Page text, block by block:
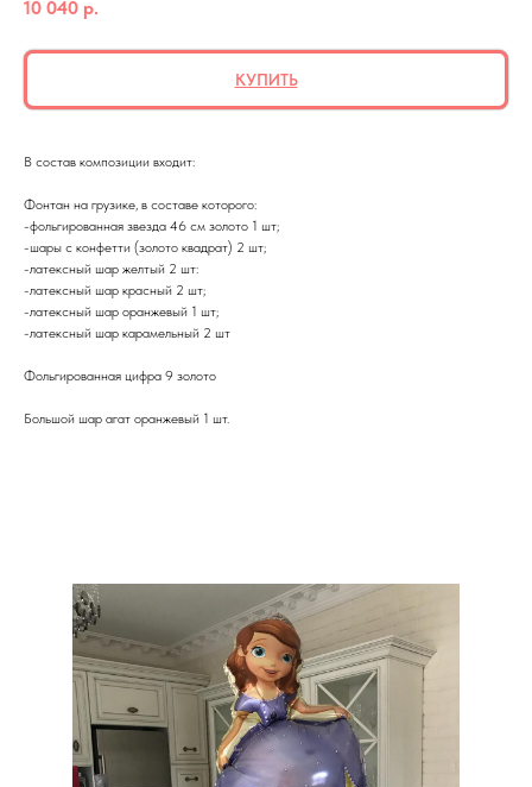
10 040 р.
КУПИТЬ
В состав композиции входит:
Фонтан на грузике, в составе которого:
-фольгированная звезда 46 см золото 1 шт;
-шары с конфетти (золото квадрат) 2 шт;
-латексный шар желтый 2 шт:
-латексный шар красный 2 шт;
-латексный шар оранжевый 1 шт;
-латексный шар карамельный 2 шт
Фольгированная цифра 9 золото
Большой шар агат оранжевый 1 шт.